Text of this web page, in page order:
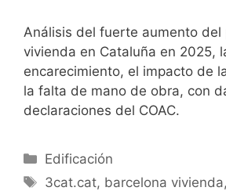
Análisis del fuerte aumento del
vivienda en Cataluña en 2025,
encarecimiento, el impacto de
la falta de mano de obra, con
declaraciones del COAC.
Categorías
Edificación
Etiquetas
3cat.cat, barcelona vivienda,